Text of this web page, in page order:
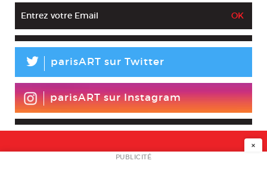
L parisART sur Twitter
parisART sur Instagram
NEWSLETTER
×
PUBLICITÉ